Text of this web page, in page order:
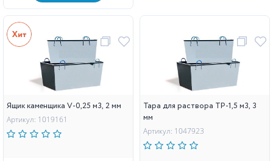
Ящик каменщика V-0,25 м3, 2 мм
Артикул: 1019161
Тара для раствора ТР-1,5 м3, 3
мм
Артикул: 1047923